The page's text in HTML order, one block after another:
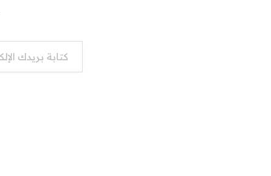
كتابة بريدك الإلكتروني...